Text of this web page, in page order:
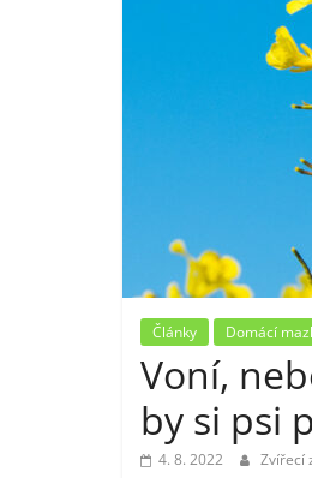
Články Domácí
Voní,
by si psi
4. 8. 2022 Zvířecí